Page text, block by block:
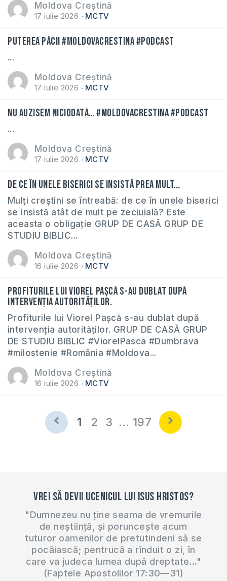
Moldova Creștină
17 iulie 2026 MCTV
Puterea păcii #moldovacrestina #podcast
...
Moldova Creștină
17 iulie 2026 MCTV
Nu auzisem niciodată… #moldovacrestina #podcast
...
Moldova Creștină
17 iulie 2026 MCTV
De ce în unele biserici se insistă prea mult...
Mulți creștini se întreabă: de ce în unele biserici
se insistă atât de mult pe zeciuială? Este
aceasta o obligație GRUP DE CASĂ GRUP DE
STUDIU BIBLIC...
Moldova Creștină
16 iulie 2026 MCTV
Profiturile lui Viorel Pașcă s-au dublat după
intervenția autorităților.
Profiturile lui Viorel Pașcă s-au dublat după
intervenția autorităților. GRUP DE CASĂ GRUP
DE STUDIU BIBLIC #ViorelPasca #Dumbrava
#milostenie #România #Moldova...
Moldova Creștină
16 iulie 2026 MCTV
1 2 3 … 197
Vrei să devii ucenicul lui Isus Hristos?
"Dumnezeu nu ține seama de vremurile
de neștiință, și poruncește acum
tuturor oamenilor de pretutindeni să se
pocăiască; pentrucă a rînduit o zi, în
care va judeca lumea după dreptate..."
(Faptele Apostolilor 17:30—31)